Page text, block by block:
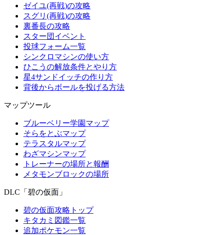
ゼイユ(再戦)の攻略
スグリ(再戦)の攻略
裏番長の攻略
スター団イベント
投球フォーム一覧
シンクロマシンの使い方
ひこうの解放条件とやり方
星4サンドイッチの作り方
背後からボールを投げる方法
マップツール
ブルーベリー学園マップ
そらをとぶマップ
テラスタルマップ
わざマシンマップ
トレーナーの場所と報酬
メタモンブロックの場所
DLC「碧の仮面」
碧の仮面攻略トップ
キタカミ図鑑一覧
追加ポケモン一覧